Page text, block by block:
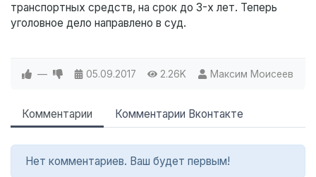
транспортных средств, на срок до 3-х лет. Теперь
уголовное дело направлено в суд.
— 05.09.2017 2.26K Максим Моисеев
Комментарии Комментарии Вконтакте
Нет комментариев. Ваш будет первым!